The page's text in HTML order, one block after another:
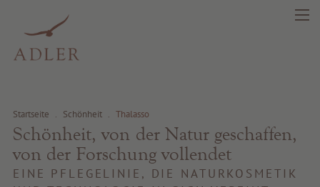
search DE IT EN
Startseite . Schönheit . Thalasso
Schönheit, von der Natur geschaffen,
von der Forschung vollendet
EINE PFLEGELINIE, DIE NATURKOSMETIK